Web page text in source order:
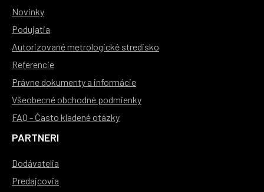
Novinky
Podujatia
Autorizované metrologické stredisko
Referencie
Právne dokumenty a informácie
Všeobecné obchodné podmienky
FAQ - Často kladené otázky
PARTNERI
Dodávatelia
Predajcovia